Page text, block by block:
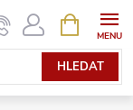
HLEDAT
NÁKUPNÍ
KOŠÍK